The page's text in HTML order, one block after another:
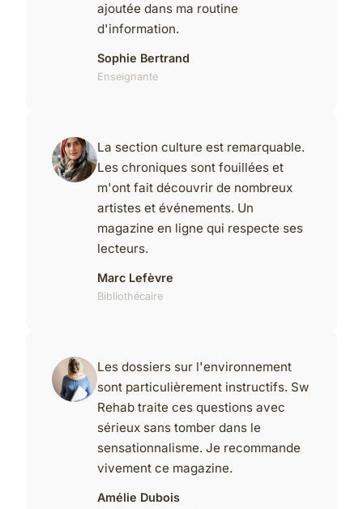
ajoutée dans ma routine
d'information.
Sophie Bertrand
Enseignante
La section culture est remarquable.
Les chroniques sont fouillées et
m'ont fait découvrir de nombreux
artistes et événements. Un
magazine en ligne qui respecte ses
lecteurs.
Marc Lefèvre
Bibliothécaire
Les dossiers sur l'environnement
sont particulièrement instructifs. Sw
Rehab traite ces questions avec
sérieux sans tomber dans le
sensationnalisme. Je recommande
vivement ce magazine.
Amélie Dubois